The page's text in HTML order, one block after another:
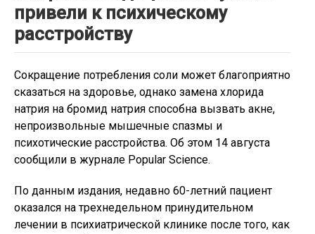
привели к психическому
расстройству
Сокращение потребления соли может благоприятно
сказаться на здоровье, однако замена хлорида
натрия на бромид натрия способна вызвать акне,
непроизвольные мышечные спазмы и
психотические расстройства. Об этом 14 августа
сообщили в журнале Popular Science.
По данным издания, недавно 60-летний пациент
оказался на трехнедельном принудительном
лечении в психиатрической клинике после того, как